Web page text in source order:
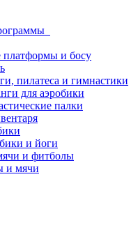
платформы и босу
пилатеса и гимнастики
для аэробики
палки
и йоги
и фитболы
и мячи